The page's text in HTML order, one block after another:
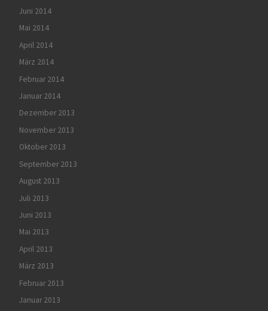
Juni 2014
Mai 2014
April 2014
März 2014
Februar 2014
Januar 2014
Dezember 2013
November 2013
Oktober 2013
September 2013
August 2013
Juli 2013
Juni 2013
Mai 2013
April 2013
März 2013
Februar 2013
Januar 2013